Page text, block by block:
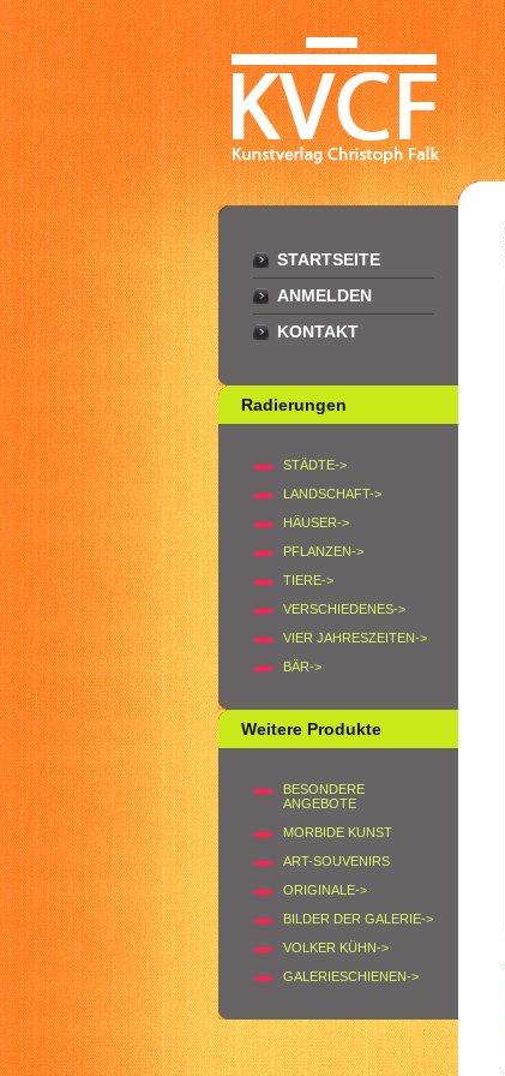
STARTSEITE
ANMELDEN
KONTAKT
Radierungen
STÄDTE->
LANDSCHAFT->
HÄUSER->
PFLANZEN->
TIERE->
VERSCHIEDENES->
VIER JAHRESZEITEN->
BÄR->
Weitere Produkte
BESONDERE
ANGEBOTE
MORBIDE KUNST
ART-SOUVENIRS
ORIGINALE->
BILDER DER GALERIE->
VOLKER KÜHN->
GALERIESCHIENEN->